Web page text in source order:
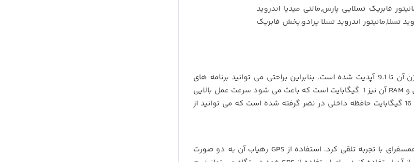
سیستم عامل مانیتور تسلا پرادو 2009، اندروید است که ورژن آن تا 9.1 آپدیت شده است. بنابراین براحتی می توانید برنامه های
کاربردی و بازی را رو آن نصب کنید. پردازنده از نوع 4 هسته ای و RAM آن نیز 1 گیگابایت است که باعث می شود سرعت عمل بالایی
نیز 16 گیگابایت حافظه داخلی در نضر گرفته شده است که می توانید از
را می توان یکی از همسفرای با تجربه تلقی کرد. استفاده از GPS رهیاب آن به دو صورت